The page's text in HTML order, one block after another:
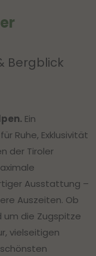
Bergblick
Ein
Ruhe, Exklusivität
der Tiroler
Ausstattung –
Auszeiten. Ob
um die Zugspitze
vielseitigen